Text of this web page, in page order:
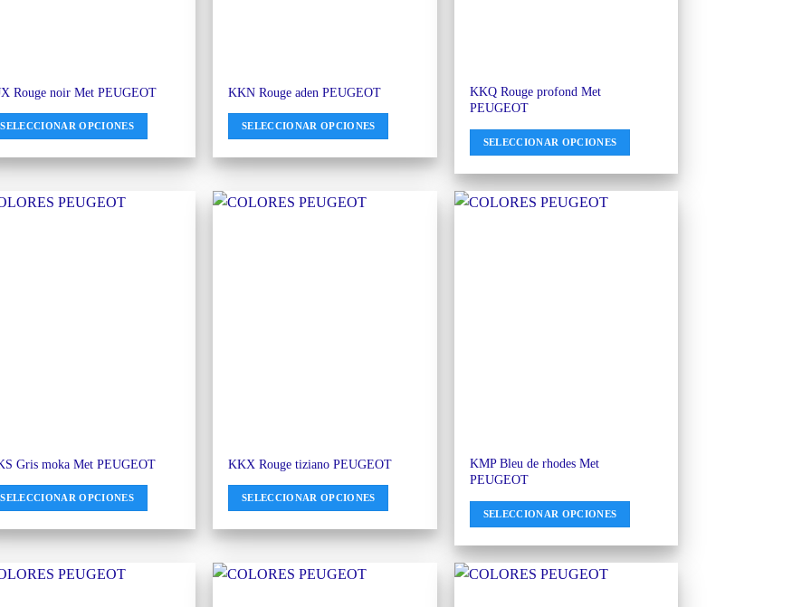
Rouge noir Met PEUGEOT
SELECCIONAR OPCIONES
KKN Rouge aden PEUGEOT
SELECCIONAR OPCIONES
KKQ Rouge profond Met
PEUGEOT
SELECCIONAR OPCIONES
Gris moka Met PEUGEOT
SELECCIONAR OPCIONES
KKX Rouge tiziano PEUGEOT
SELECCIONAR OPCIONES
KMP Bleu de rhodes Met
PEUGEOT
SELECCIONAR OPCIONES